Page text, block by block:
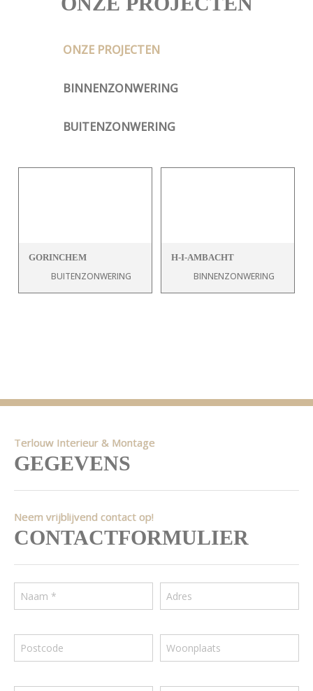
ONZE PROJECTEN
BINNENZONWERING
BUITENZONWERING
GORINCHEM
BUITENZONWERING
H-I-AMBACHT
BINNENZONWERING
Terlouw Interieur & Montage
GEGEVENS
Neem vrijblijvend contact op!
CONTACTFORMULIER